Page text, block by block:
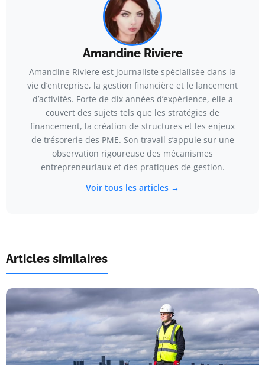
Amandine Riviere
Amandine Riviere est journaliste spécialisée dans la
vie d’entreprise, la gestion financière et le lancement
d’activités. Forte de dix années d’expérience, elle a
couvert des sujets tels que les stratégies de
financement, la création de structures et les enjeux
de trésorerie des PME. Son travail s’appuie sur une
observation rigoureuse des mécanismes
entrepreneuriaux et des pratiques de gestion.
Voir tous les articles →
Articles similaires